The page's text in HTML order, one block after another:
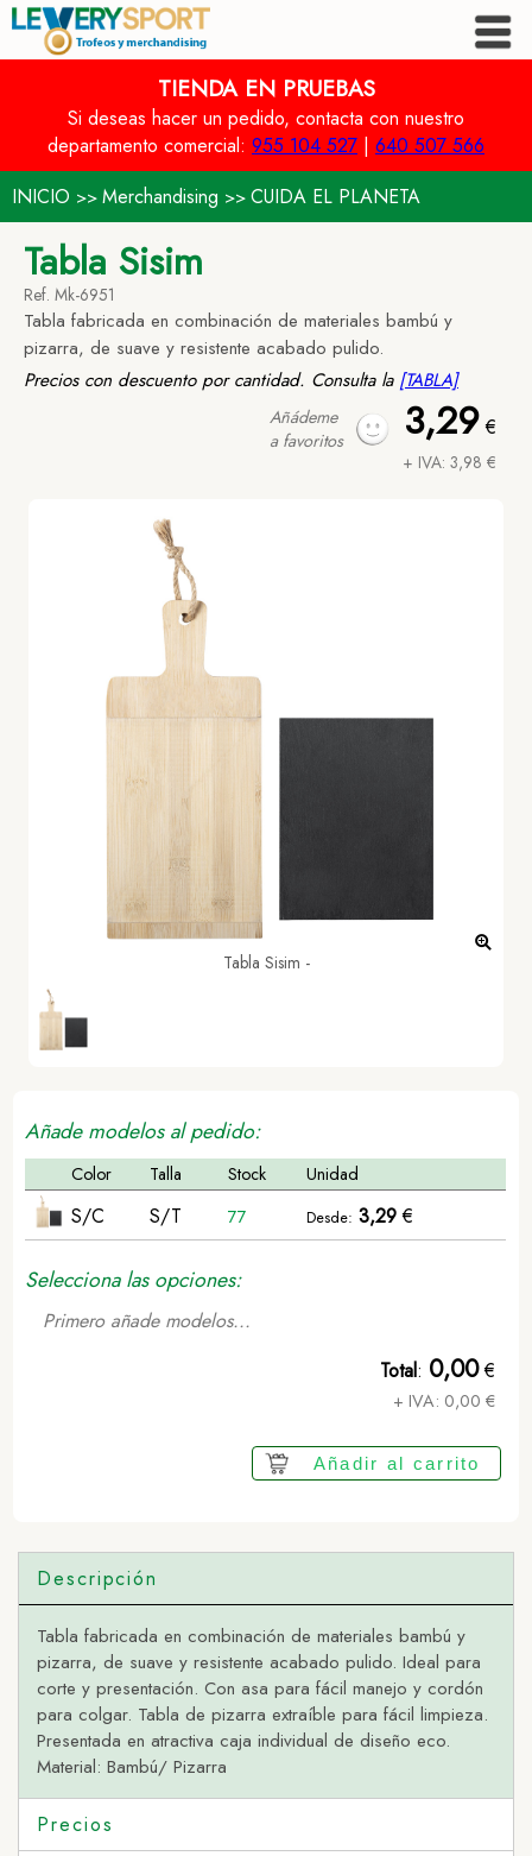
TIENDA EN PRUEBAS
Si deseas hacer un pedido, contacta con nuestro
departamento comercial: 955 104 527 | 640 507 566
INICIO >> Merchandising >> CUIDA EL PLANETA
Tabla Sisim
Ref. Mk-6951
Tabla fabricada en combinación de materiales bambú y
pizarra, de suave y resistente acabado pulido.
Precios con descuento por cantidad. Consulta la [TABLA]
3,29€
+ IVA: 3,98 €
Añádeme
a favoritos
Tabla Sisim -
Añade modelos al pedido:
Color Talla Stock Unidad
S/C S/T 77 Desde: 3,29€
Selecciona las opciones:
Primero añade modelos...
Total: 0,00€
+ IVA: 0,00 €
Añadir al carrito
Descripción
Tabla fabricada en combinación de materiales bambú y
pizarra, de suave y resistente acabado pulido. Ideal para
corte y presentación. Con asa para fácil manejo y cordón
para colgar. Tabla de pizarra extraíble para fácil limpieza.
Presentada en atractiva caja individual de diseño eco.
Material: Bambú/ Pizarra
Precios